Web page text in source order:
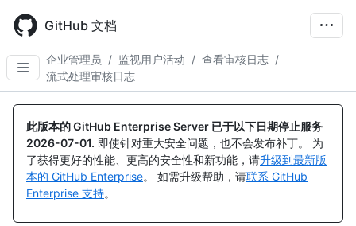
main
content
GitHub 文档
企业管理员 / 监视用户活动 / 查看审核日志 /
流式处理审核日志
此版本的 GitHub Enterprise Server 已于以下日期停止服务
2026-07-01. 即使针对重大安全问题，也不会发布补丁。 为
了获得更好的性能、更高的安全性和新功能，请升级到最新版
本的 GitHub Enterprise。 如需升级帮助，请联系 GitHub
Enterprise 支持。